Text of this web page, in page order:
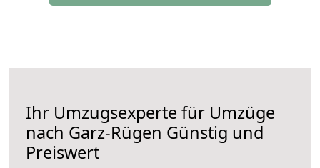
Ihr Umzugsexperte für Umzüge
nach Garz-Rügen Günstig und
Preiswert